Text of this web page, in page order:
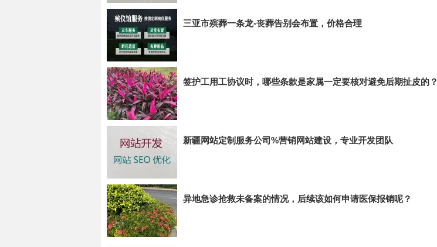
三亚市殡葬一条龙-丧葬告别会布置，价格合理
签护工用工协议时，哪些条款是家属一定要核对避免后期扯皮的？
新疆网站定制服务公司%营销网站建设，专业开发团队
异地急诊抢救未备案的情况，后续该如何申请医保报销呢？